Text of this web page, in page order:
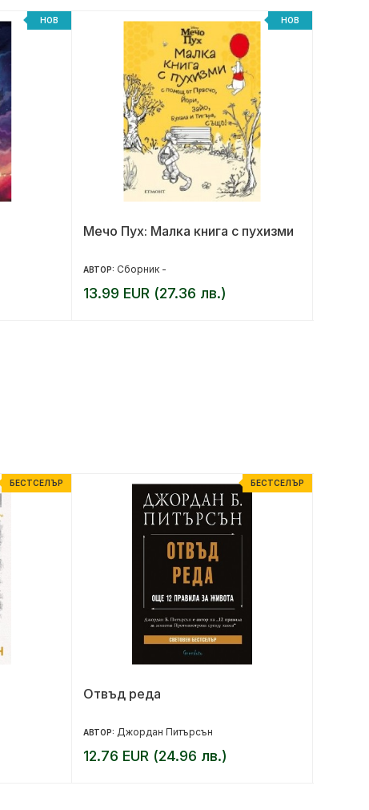
НОВ НОВ
Мечо Пух: Малка книга с пухизми
АВТОР: Сборник -
13.99 EUR (27.36 лв.)
БЕСТСЕЛЪР БЕСТСЕЛЪР
Отвъд реда
АВТОР: Джордан Питърсън
12.76 EUR (24.96 лв.)